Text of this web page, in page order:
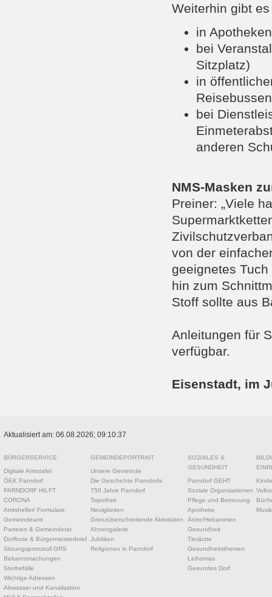
Weiterhin gibt
in
bei
Sitzplatz)
in
bei
anderen
NMS-Masken
Preiner: „Viele
von der
geeignetes
hin zum
Stoff sollte aus
Anleitungen für
verfügbar.
Eisenstadt, im
Aktualisiert am: 06.08.2026; 09:10:37
BÜRGERSERVICE
Digitale Amtstafel
ÖEK Parndorf
PARNDORF HILFT
CORONA
Amtshelfer/ Formulare
Gemeindeamt
Parteien & Gemeinderat
Dorfbote & Bürgermeisterbrief
Sitzungsprotokoll GRS
Bekanntmachungen
Sterbefälle
Wichtige Adressen
Abwasser und Kanalisation
GEMEINDEPORTRAIT
Unsere Gemeinde
Die Geschichte Parndorfs
750 Jahre Parndorf
Topothek
Neuigkeiten
Grenzüberschreitende Aktivitäten
Ahnengalerie
Jubiläen
Religionen in Parndorf
SOZIALES &
GESUNDHEIT
Parndorf GEHT
Soziale Organisationen
Pflege und Betreuung
Apotheke
Ärzte/Hebammen
Gesundheit
Tierärzte
Gesundheitsthemen
Leihomas
Gesundes Dorf